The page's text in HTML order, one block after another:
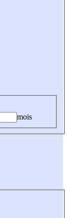
mois